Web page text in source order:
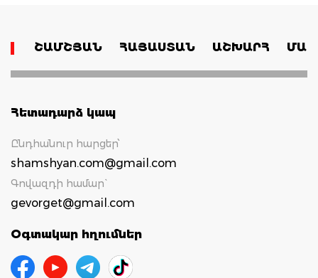
ՇԱՄՇՅԱՆ ՀԱՅԱՍՏԱՆ ԱՇԽԱՐՀ
Հետադարձ կապ
Ընդհանուր հարցեր՝
shamshyan.com@gmail.com
Գովազդի համար`
gevorget@gmail.com
Օգտակար հղումներ